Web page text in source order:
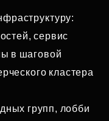
сервис
в шаговой
кластера
групп, лобби